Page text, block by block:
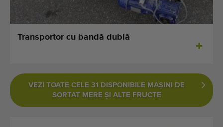
Ultimele mașini văzute
Importați o mașină
Machines
Transportor cu bandă dublă
VEZI TOATE CELE 31 DISPONIBILE MAŞINI DE
SORTAT MERE ŞI ALTE FRUCTE